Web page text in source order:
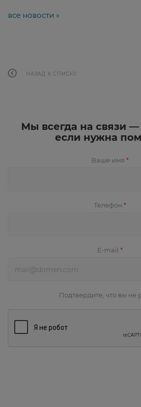
все новости »
НАЗАД К СПИСКУ
Мы всегда на связи
если нужна
Ваше имя *
Телефон *
E-mail *
Подтвердите, что вы не